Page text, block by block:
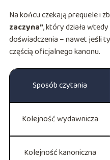
Na końcu czekają prequele i
zaczyna”, który działa
doświadczenia – nawet jeśli
częścią oficjalnego kanonu.
Sposób czytania
Kolejność wydawnicza
Kolejność kanoniczna